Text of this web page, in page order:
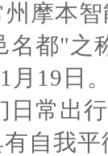
州摩本
名都"之
月19日
日常出
有自我